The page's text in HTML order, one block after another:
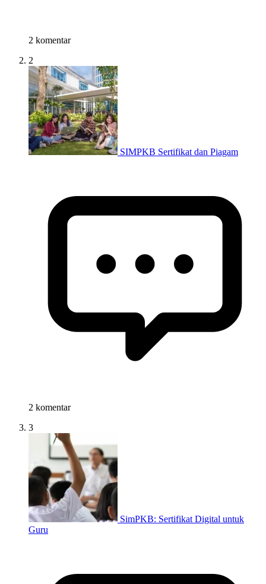
2 komentar
2
SIMPKB Sertifikat dan Piagam
2 komentar
3
SimPKB: Sertifikat Digital untuk
Guru